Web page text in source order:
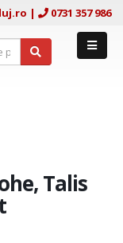
| 0731 357 986
Talis